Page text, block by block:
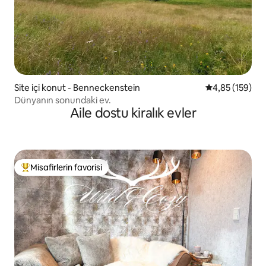
Site içi konut - Benneckenstein 5 üzerinden
4,85 (159)
Dünyanın sonundaki ev.
Aile dostu kiralık evler
Misafirlerin favorilerinden en beğenilenler arasında
Misafirlerin favorisi